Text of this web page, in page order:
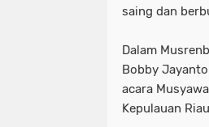
saing dan
Dalam
Bobby
acara
Kepulauan